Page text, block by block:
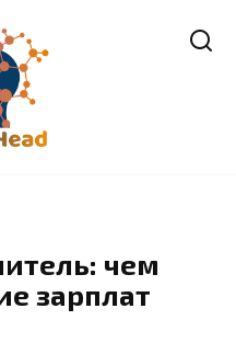
чем
зарплат